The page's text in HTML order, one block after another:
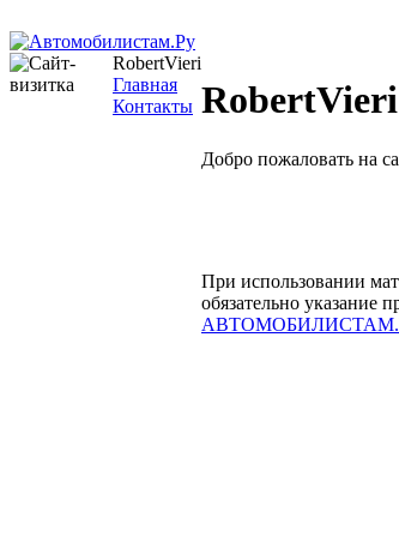
RobertVieri
Главная
Контакты
Добро пожаловать на
При использовании
обязательно указание